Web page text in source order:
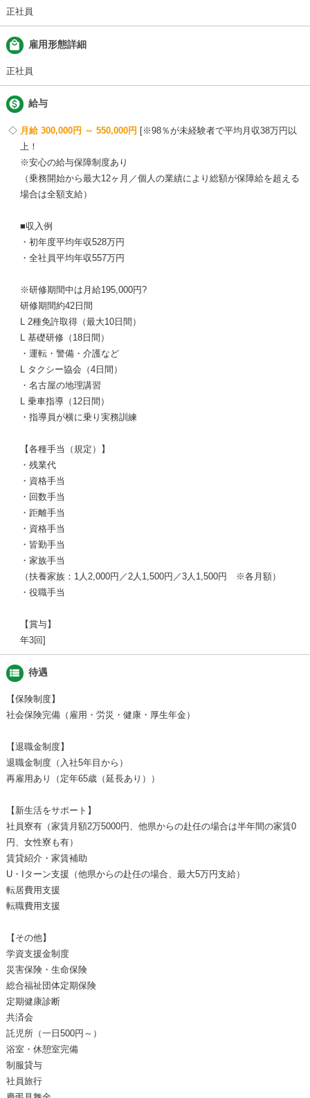
正社員
local_mall 雇用形態詳細
正社員
 給与
月給 300,000円 ～ 550,000円 ※98％が未経験者で平均月収38万円以
上！
※安心の給与保障制度あり
（乗務開始から最大12ヶ月／個人の業績により総額が保障給を超える
場合は全額支給）
■収入例
・初年度平均年収528万円
・全社員平均年収557万円
※研修期間中は月給195,000円?
研修期間約42日間
L 2種免許取得（最大10日間）
L 基礎研修（18日間）
・運転・警備・介護など
L タクシー協会（4日間）
・名古屋の地理講習
L 乗車指導（12日間）
・指導員が横に乗り実務訓練
【各種手当（規定）】
・残業代
・資格手当
・回数手当
・距離手当
・資格手当
・皆勤手当
・家族手当
（扶養家族：1人2,000円／2人1,500円／3人1,500円 ※各月額）
・役職手当
【賞与】
年3回
view_list 待遇
【保険制度】
社会保険完備（雇用・労災・健康・厚生年金）
【退職金制度】
退職金制度（入社5年目から）
再雇用あり（定年65歳（延長あり））
【新生活をサポート】
社員寮有（家賃月額2万5000円、他県からの赴任の場合は半年間の家賃0
円、女性寮も有）
賃貸紹介・家賃補助
U・Iターン支援（他県からの赴任の場合、最大5万円支給）
転居費用支援
転職費用支援
【その他】
学資支援金制度
災害保険・生命保険
総合福祉団体定期保険
定期健康診断
共済会
託児所（一日500円～）
浴室・休憩室完備
制服貸与
社員旅行